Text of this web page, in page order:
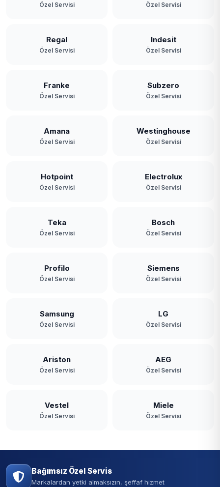
Özel Servisi Özel Servisi
Regal
Özel Servisi
Indesit
Özel Servisi
Franke
Özel Servisi
Subzero
Özel Servisi
Amana
Özel Servisi
Westinghouse
Özel Servisi
Hotpoint
Özel Servisi
Electrolux
Özel Servisi
Teka
Özel Servisi
Bosch
Özel Servisi
Profilo
Özel Servisi
Siemens
Özel Servisi
Samsung
Özel Servisi
LG
Özel Servisi
Ariston
Özel Servisi
AEG
Özel Servisi
Vestel
Özel Servisi
Miele
Özel Servisi
Bağımsız Özel Servis
Markalardan yetki almaksızın, şeffaf hizmet